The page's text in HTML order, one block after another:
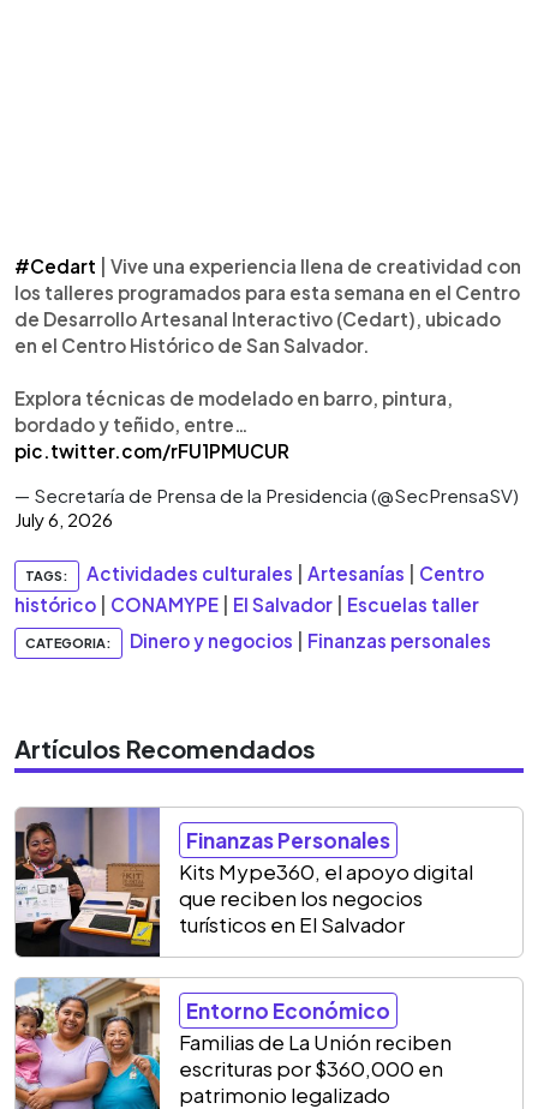
#Cedart | Vive una experiencia llena de creatividad con
los talleres programados para esta semana en el Centro
de Desarrollo Artesanal Interactivo (Cedart), ubicado
en el Centro Histórico de San Salvador.
Explora técnicas de modelado en barro, pintura,
bordado y teñido, entre…
pic.twitter.com/rFU1PMUCUR
— Secretaría de Prensa de la Presidencia (@SecPrensaSV)
July 6, 2026
TAGS: Actividades culturales Artesanías
Centro
histórico
CONAMYPE El Salvador Escuelas taller
CATEGORIA: Dinero y negocios Finanzas personales
Artículos Recomendados
Finanzas Personales
Kits Mype360, el apoyo digital
que reciben los negocios
turísticos en El Salvador
Entorno Económico
Familias de La Unión reciben
escrituras por $360,000 en
patrimonio legalizado